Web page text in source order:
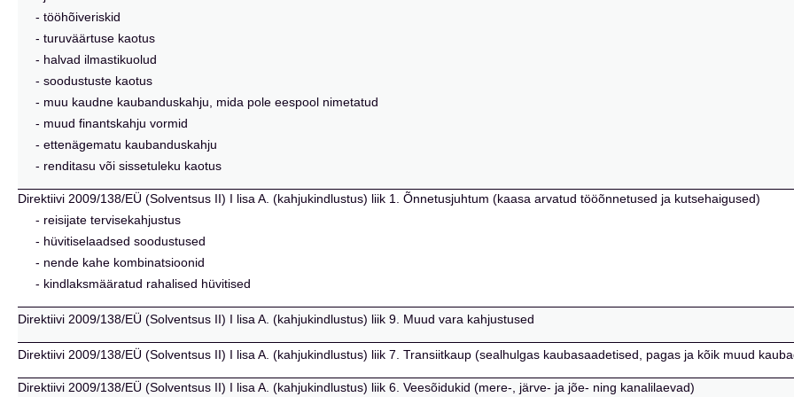
- tööhõiveriskid
- turuväärtuse kaotus
- halvad ilmastikuolud
- soodustuste kaotus
- muu kaudne kaubanduskahju, mida pole eespool nimetatud
- muud finantskahju vormid
- ettenägematu kaubanduskahju
- renditasu või sissetuleku kaotus
Direktiivi 2009/138/EÜ (Solventsus II) I lisa A. (kahjukindlustus) liik 1. Õnnetusjuhtum (kaasa arvatud tööõnnetused ja kutsehaigused)
- reisijate tervisekahjustus
- hüvitiselaadsed soodustused
- nende kahe kombinatsioonid
- kindlaksmääratud rahalised hüvitised
Direktiivi 2009/138/EÜ (Solventsus II) I lisa A. (kahjukindlustus) liik 9. Muud vara kahjustused
Direktiivi 2009/138/EÜ (Solventsus II) I lisa A. (kahjukindlustus) liik 7. Transiitkaup (sealhulgas kaubasaadetised, pagas ja kõik muud
Direktiivi 2009/138/EÜ (Solventsus II) I lisa A. (kahjukindlustus) liik 6. Veesõidukid (mere-, järve- ja jõe- ning kanalilaevad)